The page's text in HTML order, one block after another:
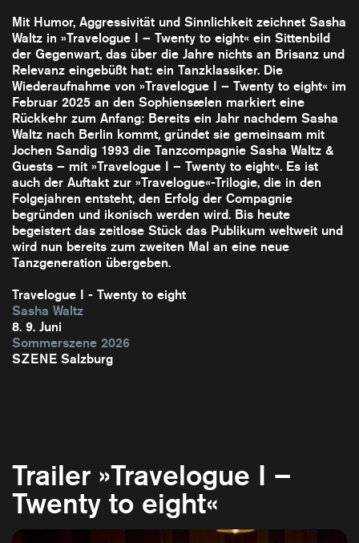
Mit Humor, Aggressivität und Sinnlichkeit zeichnet Sasha
Waltz in »Travelogue I – Twenty to eight« ein Sittenbild
der Gegenwart, das über die Jahre nichts an Brisanz und
Relevanz eingebüßt hat: ein Tanzklassiker. Die
Wiederaufnahme von »Travelogue I – Twenty to eight« im
Februar 2025 an den Sophiensælen markiert eine
Rückkehr zum Anfang: Bereits ein Jahr nachdem Sasha
Waltz nach Berlin kommt, gründet sie gemeinsam mit
Jochen Sandig 1993 die Tanzcompagnie Sasha Waltz &
Guests – mit »Travelogue I – Twenty to eight«. Es ist
auch der Auftakt zur »Travelogue«-Trilogie, die in den
Folgejahren entsteht, den Erfolg der Compagnie
begründen und ikonisch werden wird. Bis heute
begeistert das zeitlose Stück das Publikum weltweit und
wird nun bereits zum zweiten Mal an eine neue
Tanzgeneration übergeben.
Travelogue I - Twenty to eight
Sasha Waltz
8. 9. Juni
Sommerszene 2026
SZENE Salzburg
Trailer »Travelogue I –
Twenty to eight«